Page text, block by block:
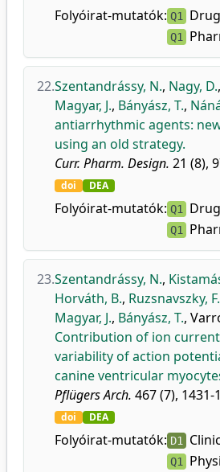
Folyóirat-mutatók: Q1
Q1
22.Szentandrássy, N., Nagy, D.,
Magyar, J., Bányász, T.,
antiarrhythmic agents:
using an old strategy.
Curr. Pharm. Design. 21 (8),
doi DEA
Folyóirat-mutatók: Q1
Q1
23.Szentandrássy, N.,
Horváth, B., Ruzsnavszky, F.
Magyar, J., Bányász, T.,
Contribution of ion
variability of action
canine ventricular
Pflügers Arch. 467 (7), 1431-
doi DEA
Folyóirat-mutatók: D1
Q1